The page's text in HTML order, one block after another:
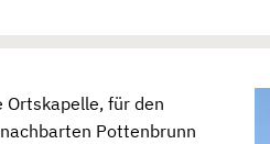
Ortskapelle, für den
Pottenbrunn